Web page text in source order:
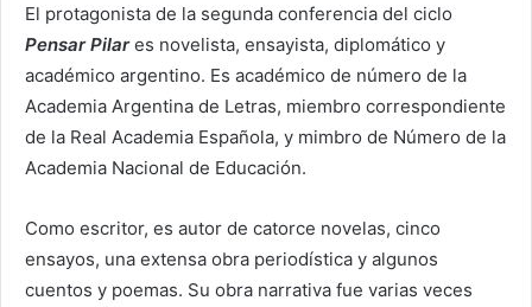
El protagonista de la segunda conferencia del ciclo
Pensar Pilares novelista, ensayista, diplomático y
académico argentino. Es académico de número de la
Academia Argentina de Letras, miembro correspondiente
de la Real Academia Española, y mimbro de Número de la
Academia Nacional de Educación.
Como escritor, es autor de catorce novelas, cinco
ensayos, una extensa obra periodística y algunos
cuentos y poemas. Su obra narrativa fue varias veces